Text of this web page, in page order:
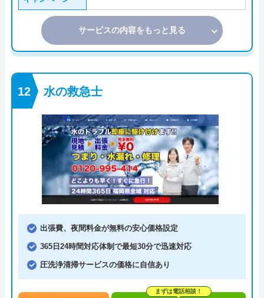
サービスの内容をもっと見る
水の救急士
出張費、夜間料金が無料の安心価格設定
365日24時間対応体制で最短30分で迅速対応
圧洗浄清掃サービスの価格に自信あり
まずは電話相談！